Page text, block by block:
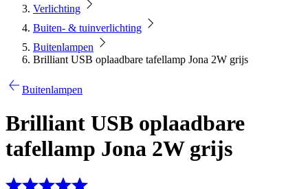
Verlichting
Buiten- & tuinverlichting
Buitenlampen
Brilliant USB oplaadbare tafellamp Jona 2W grijs
Buitenlampen
Brilliant USB oplaadbare
tafellamp Jona 2W grijs